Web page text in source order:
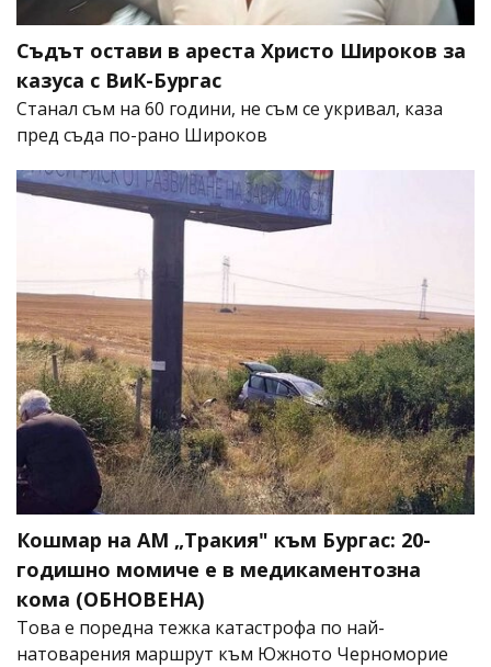
Съдът остави в ареста Христо Широков за
казуса с ВиК-Бургас
Станал съм на 60 години, не съм се укривал, каза
пред съда по-рано Широков
Кошмар на АМ „Тракия" към Бургас: 20-
годишно момиче е в медикаментозна
кома (ОБНОВЕНА)
Това е поредна тежка катастрофа по най-
натоварения маршрут към Южното Черноморие